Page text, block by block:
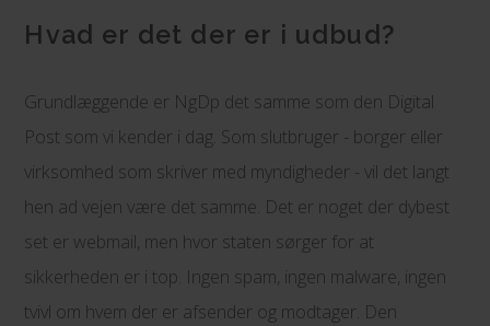
Hvad er det der er i udbud?
Grundlæggende er NgDp det samme som den Digital
Post som vi kender i dag. Som slutbruger - borger eller
virksomhed som skriver med myndigheder - vil det langt
hen ad vejen være det samme. Det er noget der dybest
set er webmail, men hvor staten sørger for at
sikkerheden er i top. Ingen spam, ingen malware, ingen
tvivl om hvem der er afsender og modtager. Den